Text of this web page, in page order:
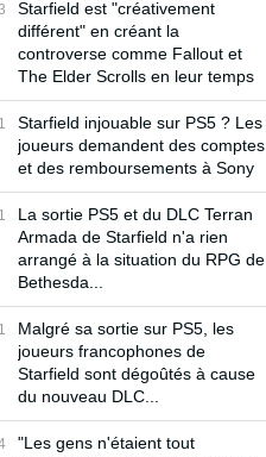
Starfield est "créativement
différent" en créant la
controverse comme Fallout et
The Elder Scrolls en leur temps
Starfield injouable sur PS5 ? Les
joueurs demandent des comptes
et des remboursements à Sony
La sortie PS5 et du DLC Terran
Armada de Starfield n'a rien
arrangé à la situation du RPG de
Bethesda...
Malgré sa sortie sur PS5, les
joueurs francophones de
Starfield sont dégoûtés à cause
du nouveau DLC...
"Les gens n'étaient tout